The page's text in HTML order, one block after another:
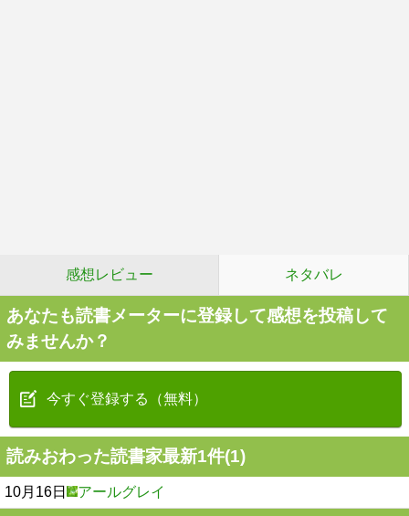
感想レビュー ネタバレ
あなたも読書メーターに登録して感想を投稿して
みませんか？
今すぐ登録する（無料）
読みおわった読書家最新1件(1)
10月16日 アールグレイ